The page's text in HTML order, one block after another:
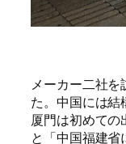
メーカー二社
た。中国には結
厦門は初めて
と「中国福建